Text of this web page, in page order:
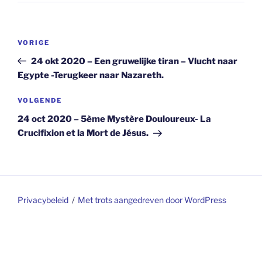
Vorig
bericht
VORIGE
24 okt 2020 – Een gruwelijke tiran – Vlucht naar
Egypte -Terugkeer naar Nazareth.
Volgend
bericht
VOLGENDE
24 oct 2020 – 5ème Mystère Douloureux- La
Crucifixion et la Mort de Jésus.
Privacybeleid Met trots aangedreven door WordPress